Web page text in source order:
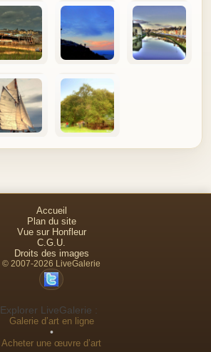
Accueil
Plan du site
Vue sur Honfleur
C.G.U.
Droits des images
© 2007-2026 LiveGalerie
Explorer LiveGalerie :
Galerie d’art en ligne
•
Acheter une œuvre d’art